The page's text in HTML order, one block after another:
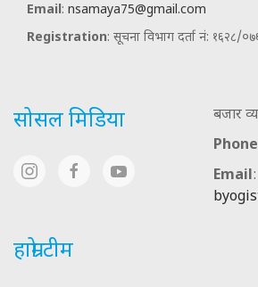
Email: nsamaya75@gmail.com
Registration: सूचना विभाग दर्ता नं: १६२८/
सोसल मिडिया
बजार
Phone
Email:
हाम्रो टीम